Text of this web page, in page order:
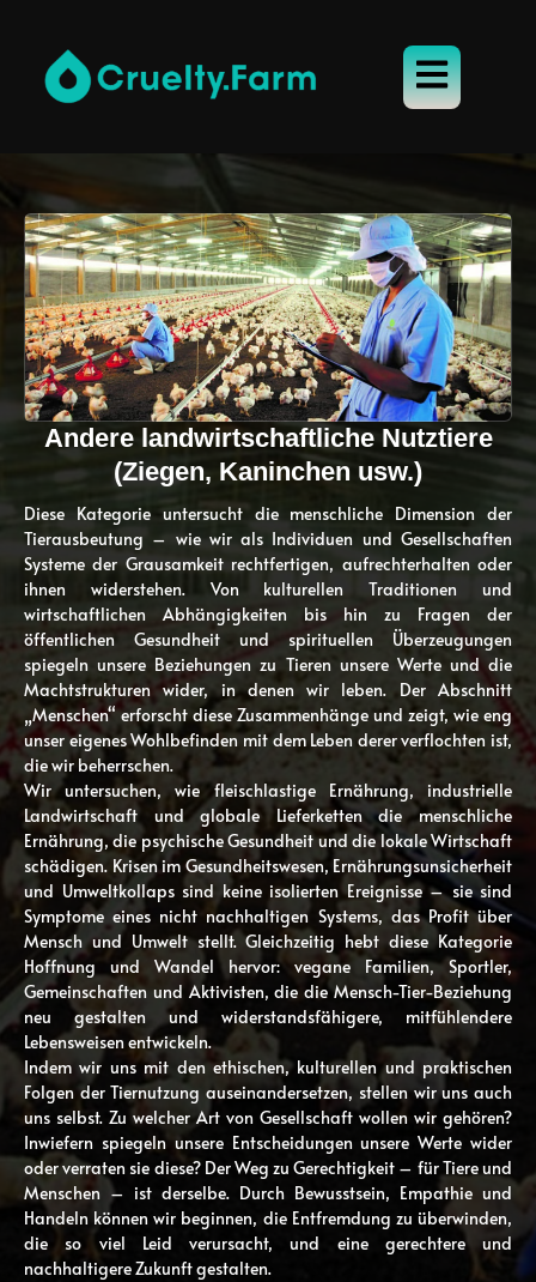
Andere landwirtschaftliche Nutztiere
(Ziegen, Kaninchen usw.)
Diese Kategorie untersucht die menschliche Dimension der
Tierausbeutung – wie wir als Individuen und Gesellschaften
Systeme der Grausamkeit rechtfertigen, aufrechterhalten oder
ihnen widerstehen. Von kulturellen Traditionen und
wirtschaftlichen Abhängigkeiten bis hin zu Fragen der
öffentlichen Gesundheit und spirituellen Überzeugungen
spiegeln unsere Beziehungen zu Tieren unsere Werte und die
Machtstrukturen wider, in denen wir leben. Der Abschnitt
„Menschen“ erforscht diese Zusammenhänge und zeigt, wie eng
unser eigenes Wohlbefinden mit dem Leben derer verflochten ist,
die wir beherrschen.
Wir untersuchen, wie fleischlastige Ernährung, industrielle
Landwirtschaft und globale Lieferketten die menschliche
Ernährung, die psychische Gesundheit und die lokale Wirtschaft
schädigen. Krisen im Gesundheitswesen, Ernährungsunsicherheit
und Umweltkollaps sind keine isolierten Ereignisse – sie sind
Symptome eines nicht nachhaltigen Systems, das Profit über
Mensch und Umwelt stellt. Gleichzeitig hebt diese Kategorie
Hoffnung und Wandel hervor: vegane Familien, Sportler,
Gemeinschaften und Aktivisten, die die Mensch-Tier-Beziehung
neu gestalten und widerstandsfähigere, mitfühlendere
Lebensweisen entwickeln.
Indem wir uns mit den ethischen, kulturellen und praktischen
Folgen der Tiernutzung auseinandersetzen, stellen wir uns auch
uns selbst. Zu welcher Art von Gesellschaft wollen wir gehören?
Inwiefern spiegeln unsere Entscheidungen unsere Werte wider
oder verraten sie diese? Der Weg zu Gerechtigkeit – für Tiere und
Menschen – ist derselbe. Durch Bewusstsein, Empathie und
Handeln können wir beginnen, die Entfremdung zu überwinden,
die so viel Leid verursacht, und eine gerechtere und
nachhaltigere Zukunft gestalten.